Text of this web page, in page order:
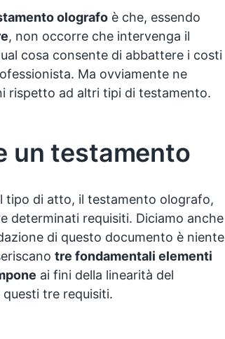
olografoè che, essendo
, non occorre che intervenga il
cosa consente di abbattere i costi
Ma ovviamente ne
rispetto ad altri tipi di testamento.
un testamento
tipo di atto, il testamento olografo,
determinati requisiti. Diciamo anche
di questo documento è niente
tre fondamentali elementi
ai fini della linearità del
tre requisiti.